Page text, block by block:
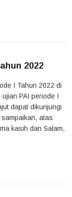
2022
I Tahun 2022 di
PAI periode I
dapat dikunjungi
atas
kasih dan Salam,